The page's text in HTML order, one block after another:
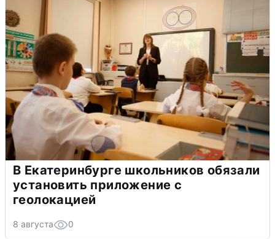
В Екатеринбурге школьников обязали
установить приложение с
геолокацией
8 августа 0